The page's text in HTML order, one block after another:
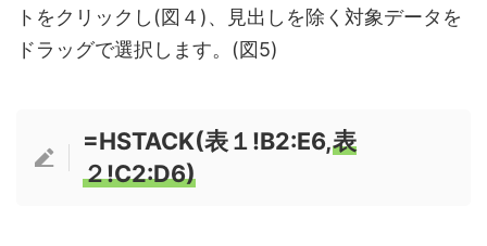
トをクリックし(図４)、見出しを除く対象データを
ドラッグで選択します。(図5)
=HSTACK(表１!B2:E6,表
２!C2:D6)